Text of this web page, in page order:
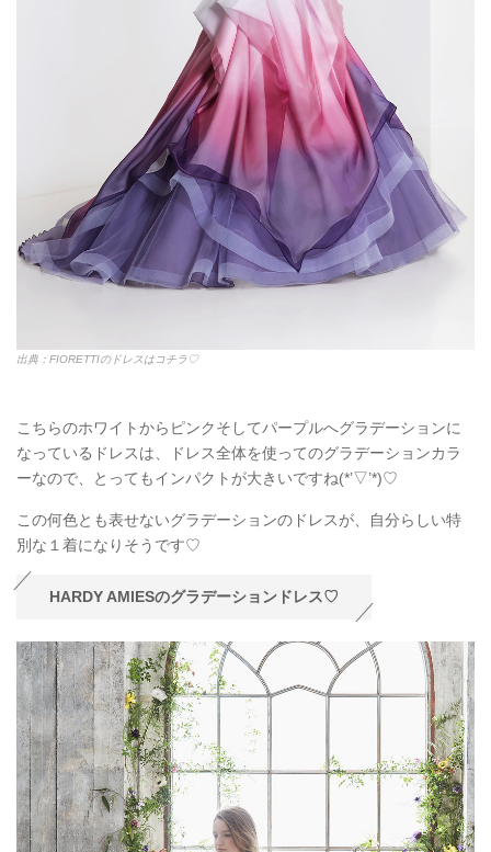
出典：FIORETTIのドレスはコチラ♡
こちらのホワイトからピンクそしてパープルへグラデーションに
なっているドレスは、ドレス全体を使ってのグラデーションカラ
ーなので、とってもインパクトが大きいですね(*’▽’*)♡
この何色とも表せないグラデーションのドレスが、自分らしい特
別な１着になりそうです♡
HARDY AMIESのグラデーションドレス♡